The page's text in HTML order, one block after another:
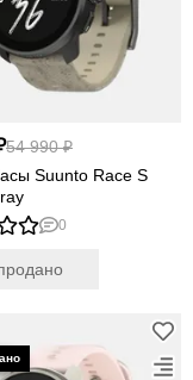
54 990 ₽
Suunto Race S
0